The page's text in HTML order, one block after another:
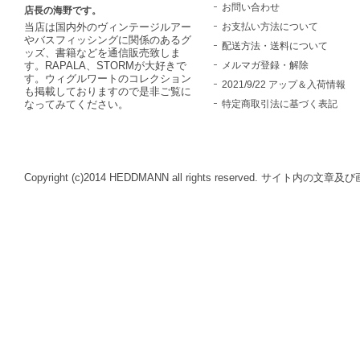
店長の海野です。
当店は国内外のヴィンテージルアー
やバスフィッシングに関係のあるグ
ッズ、書籍などを通信販売致しま
す。RAPALA、STORMが大好きで
す。ウィグルワートのコレクション
も掲載しておりますので是非ご覧に
なってみてください。
お問い合わせ
お支払い方法について
配送方法・送料について
メルマガ登録・解除
2021/9/22 アップ＆入荷情報
特定商取引法に基づく表記
Copyright (c)2014 HEDDMANN all rights reserved. サイト内の文章及